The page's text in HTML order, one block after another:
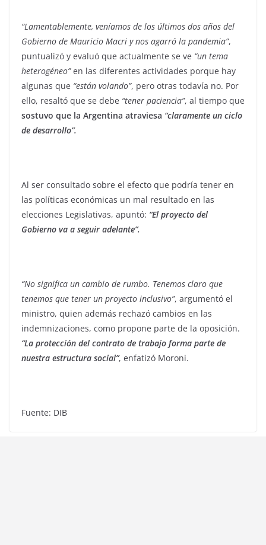
“Lamentablemente, veníamos de los últimos dos años del
Gobierno de Mauricio Macri y nos agarró la pandemia”,
puntualizó y evaluó que actualmente se ve “un tema
heterogéneo”en las diferentes actividades porque hay
algunas que “están volando”, pero otras todavía no. Por
ello, resaltó que se debe “tener paciencia”, al tiempo que
sostuvo que la Argentina atraviesa “claramente un ciclo
de desarrollo”.
Al ser consultado sobre el efecto que podría tener en
las políticas económicas un mal resultado en las
elecciones Legislativas, apuntó: “El proyecto del
Gobierno va a seguir adelante”.
“No significa un cambio de rumbo. Tenemos claro que
tenemos que tener un proyecto inclusivo”, argumentó el
ministro, quien además rechazó cambios en las
indemnizaciones, como propone parte de la oposición.
“La protección del contrato de trabajo forma parte de
nuestra estructura social”, enfatizó Moroni.
Fuente: DIB